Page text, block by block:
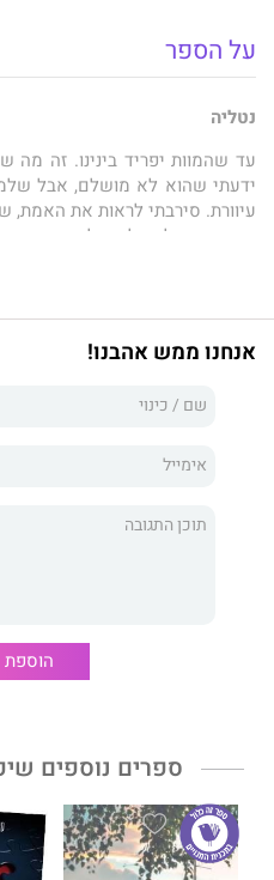
על הספר
נטליה
עד שהמוות יפריד בינינו. זה מה
ידעתי שהוא לא מושלם, אבל
עיוורת. סירבתי לראות את
שבן דודו של בעלה של החברה הכי
גבר יפה ושבור, בדיוק כמוני,
מהרגע הראשון היא שבתה את
נשואה. כמלח לשעבר בחיל הים
שהיא לא שמה לב אליהם, אבל
הרס, אבל גם על אהבה בלתי
אנחנו ממש אהבנו!
ספרים נוספים